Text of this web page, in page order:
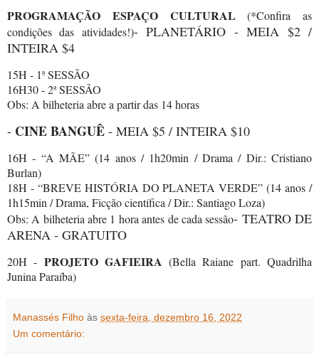
PROGRAMAÇÃO ESPAÇO CULTURAL (*Confira as
condições das atividades!)- PLANETÁRIO - MEIA $2 /
INTEIRA $4
15H - 1ª SESSÃO
16H30 - 2ª SESSÃO
Obs: A bilheteria abre a partir das 14 horas
- CINE BANGUÊ - MEIA $5 / INTEIRA $10
16H - “A MÃE” (14 anos / 1h20min / Drama / Dir.: Cristiano
Burlan)
18H - “BREVE HISTÓRIA DO PLANETA VERDE” (14 anos /
1h15min / Drama, Ficção científica / Dir.: Santiago Loza)
Obs: A bilheteria abre 1 hora antes de cada sessão- TEATRO DE
ARENA - GRATUITO
20H - PROJETO GAFIEIRA (Bella Raiane part. Quadrilha
Junina Paraíba)
Manassés Filho às sexta-feira, dezembro 16, 2022
Um comentário: